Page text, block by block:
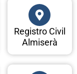
Registro Civil
Almiserà